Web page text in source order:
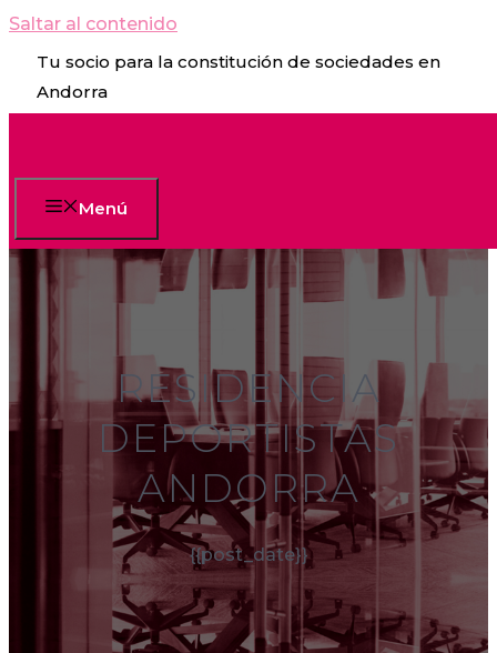
Saltar al contenido
Tu socio para la constitución de sociedades en
Andorra
Menú
RESIDENCIA
DEPORTISTAS
ANDORRA
{{post_date}}